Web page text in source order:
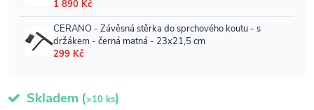
Skladem (>10 ks)